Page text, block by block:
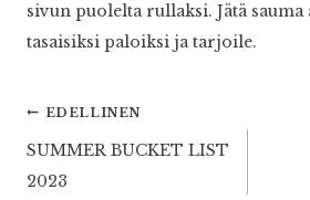
sivun puolelta rullaksi. Jätä
tasaisiksi paloiksi ja tarjoile.
Artikkelien
selaus
EDELLINEN
SUMMER BUCKET LIST
2023